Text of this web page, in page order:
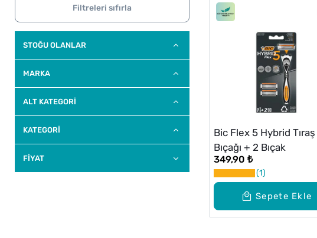
Filtreleri sıfırla
STOĞU OLANLAR
MARKA
ALT KATEGORI
KATEGORİ
FİYAT
Sepete Ekle
Bic Flex 5 Hybrid Tıraş
Bıçağı + 2 Bıçak
349,90 ₺
1